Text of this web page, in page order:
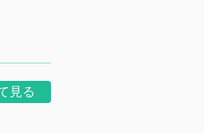
見る